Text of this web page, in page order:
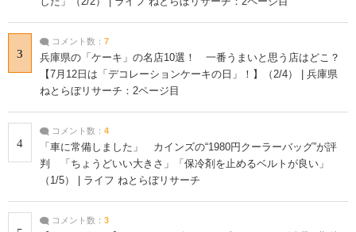
3
コメント数： 7
兵庫県の「ケーキ」の名店10選！ 一番うまいと思う店はどこ？
【7月12日は「デコレーションケーキの日」！】（2/4） | 兵庫県
ねとらぼリサーチ：2ページ目
4
コメント数： 4
「車に常備しました」 カインズの“1980円クーラーバッグ”が評
判 「ちょうどいい大きさ」「保冷剤を止めるベルトが良い」
（1/5） | ライフ ねとらぼリサーチ
コメント数： 3